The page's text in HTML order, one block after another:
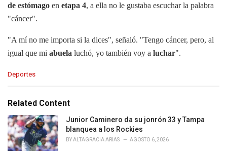
de estómago en etapa 4, a ella no le gustaba escuchar la palabra
"cáncer".
"A mí no me importa si la dices", señaló. "Tengo cáncer, pero, al
igual que mi abuela luchó, yo también voy a luchar".
C
e
o
r
i
e
Deportes
Related Content
Junior Caminero da su jonrón 33 y Tampa
blanquea a los Rockies
BYALTAGRACIA ARIAS AGOSTO 6, 2026